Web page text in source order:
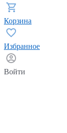
Корзина
Избранное
Войти